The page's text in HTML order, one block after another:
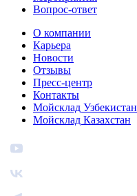
Вопрос-ответ
О компании
Карьера
Новости
Отзывы
Пресс-центр
Контакты
Мойсклад Узбекистан
Мойсклад Казахстан